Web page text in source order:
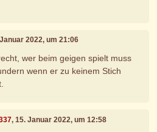
2022, um 21:06
wer beim geigen spielt muss
wenn er zu keinem Stich
, 15. Januar 2022, um 12:58